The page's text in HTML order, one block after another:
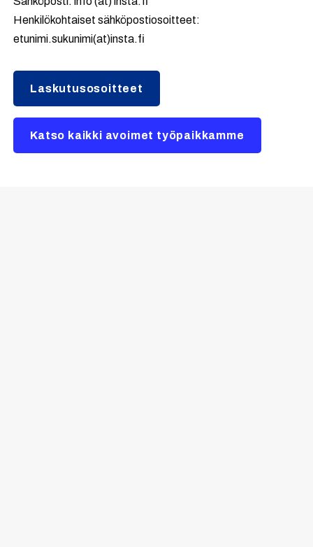
Henkilökohtaiset sähköpostiosoitteet:
etunimi.sukunimi(at)insta.fi
Laskutusosoitteet
Katso kaikki avoimet työpaikkamme